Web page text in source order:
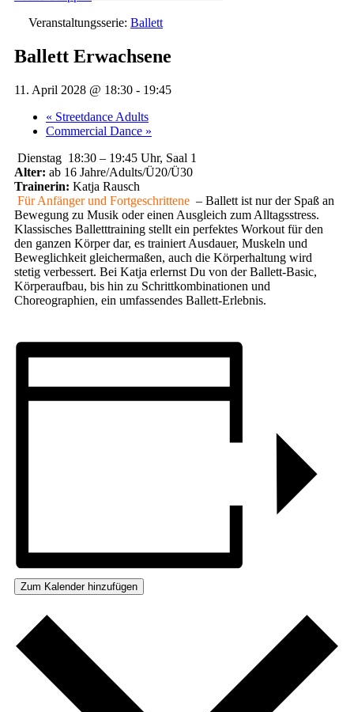
Veranstaltungsserie: Ballett
Ballett Erwachsene
11. April 2028 @ 18:30 - 19:45
« Streetdance Adults
Commercial Dance »
Dienstag 18:30 – 19:45 Uhr, Saal 1
Alter: ab 16 Jahre/Adults/Ü20/Ü30
Trainerin: Katja Rausch
Für Anfänger und Fortgeschrittene – Ballett ist nur der Spaß an
Bewegung zu Musik oder einen Ausgleich zum Alltagsstress.
Klassisches Balletttraining stellt ein perfektes Workout für den
den ganzen Körper dar, es trainiert Ausdauer, Muskeln und
Beweglichkeit gleichermaßen, auch die Körperhaltung wird
stetig verbessert. Bei Katja erlernst Du von der Ballett-Basic,
Körperaufbau, bis hin zu Schrittkombinationen und
Choreographien, ein umfassendes Ballett-Erlebnis.
Zum Kalender hinzufügen